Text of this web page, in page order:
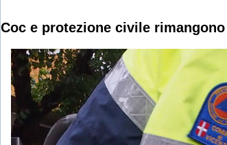
Coc e protezione civile